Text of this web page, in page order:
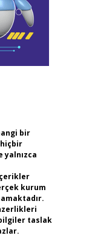
bir
yalnızca
kurum
taslak